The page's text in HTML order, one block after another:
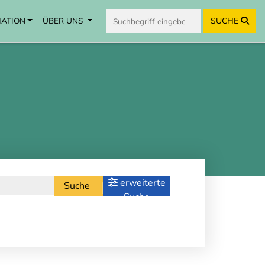
ÜBER UNS SUCHE
Suche
erweiterte
Suche